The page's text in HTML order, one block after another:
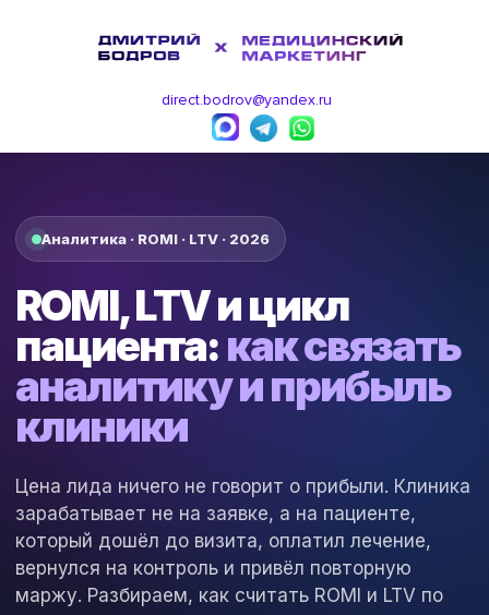
direct.bodrov@yandex.ru
Аналитика · ROMI · LTV · 2026
ROMI, LTV и цикл
пациента:как связать
аналитику и прибыль
клиники
Цена лида ничего не говорит о прибыли. Клиника
зарабатывает не на заявке, а на пациенте,
который дошёл до визита, оплатил лечение,
вернулся на контроль и привёл повторную
маржу. Разбираем, как считать ROMI и LTV по